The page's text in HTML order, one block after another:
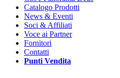
Catalogo Prodotti
News & Eventi
Soci & Affiliati
Voce ai Partner
Fornitori
Contatti
Punti Vendita